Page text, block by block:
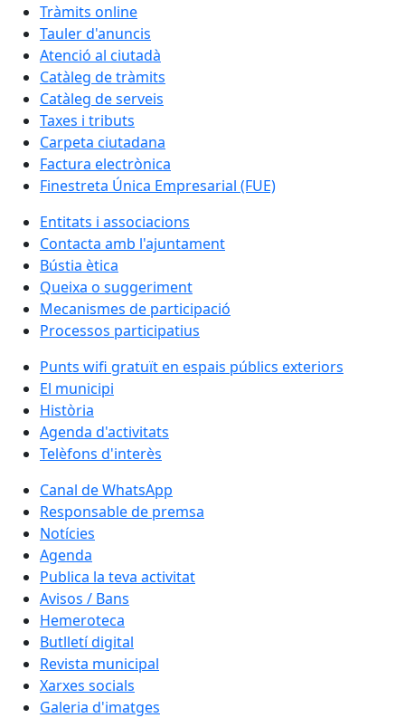
Tràmits online
Tauler d'anuncis
Atenció al ciutadà
Catàleg de tràmits
Catàleg de serveis
Taxes i tributs
Carpeta ciutadana
Factura electrònica
Finestreta Única Empresarial (FUE)
Entitats i associacions
Contacta amb l'ajuntament
Bústia ètica
Queixa o suggeriment
Mecanismes de participació
Processos participatius
Punts wifi gratuït en espais públics exteriors
El municipi
Història
Agenda d'activitats
Telèfons d'interès
Canal de WhatsApp
Responsable de premsa
Notícies
Agenda
Publica la teva activitat
Avisos / Bans
Hemeroteca
Butlletí digital
Revista municipal
Xarxes socials
Galeria d'imatges